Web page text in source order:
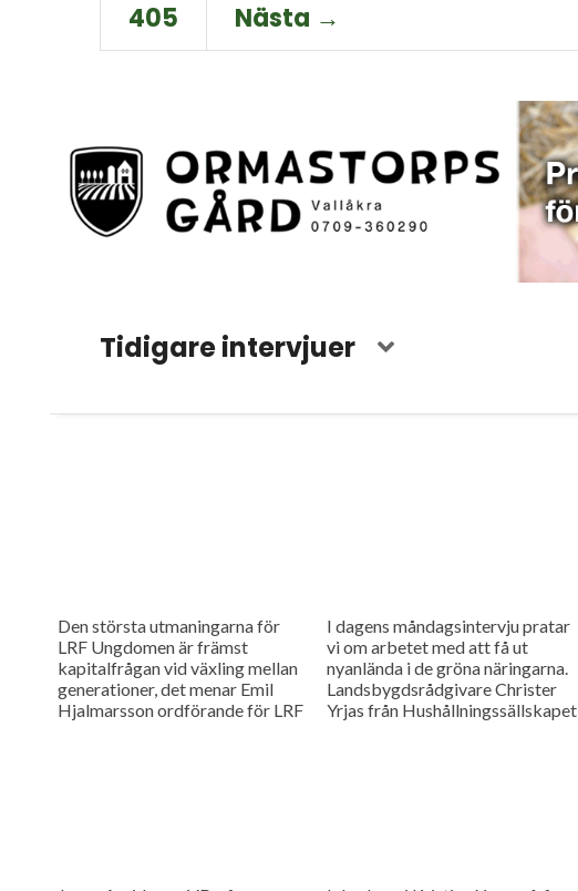
405
Nästa →
Tidigare intervjuer
Den största utmaningarna för
LRF Ungdomen är främst
kapitalfrågan vid växling mellan
generationer, det menar Emil
Hjalmarsson ordförande för LRF
I dagens måndagsintervju pratar
vi om arbetet med att få ut
nyanlända i de gröna näringarna.
Landsbygdsrådgivare Christer
Yrjas från Hushållningssällskapet